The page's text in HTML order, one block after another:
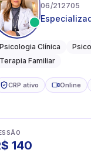
06/212705
adultos e
Psicologia Clínica
Terapia Familiar
CRP ativo Online
140